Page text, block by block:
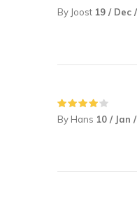
By Joost 19 / Dec
By Hans 10 / Jan